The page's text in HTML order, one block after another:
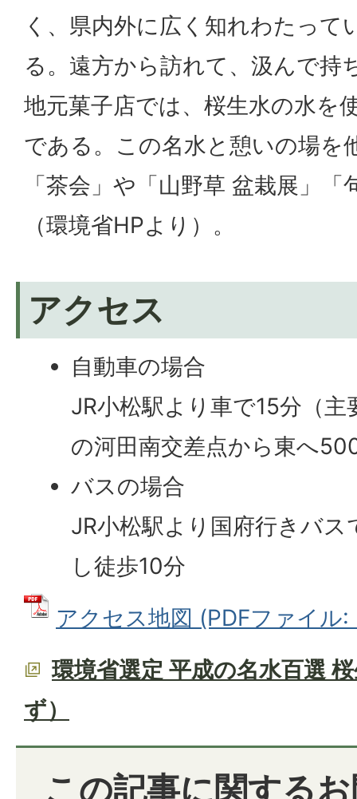
く、県内外に広く知れわたって
る。遠方から訪れて、汲んで持
地元菓子店では、桜生水の水を
である。この名水と憩いの場を
「茶会」や「山野草 盆栽展」
（環境省HPより）。
アクセス
自動車の場合
JR小松駅より車で15分（
の河田南交差点から東へ
バスの場合
JR小松駅より国府行きバ
し徒歩10分
アクセス地図 (PDFファイル:
環境省選定 平成の名水百選
ず）
この記事に関する